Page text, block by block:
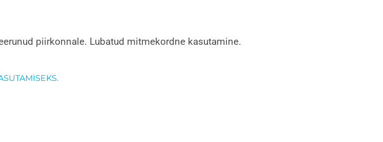
piirkonnale. Lubatud mitmekordne kasutamine.